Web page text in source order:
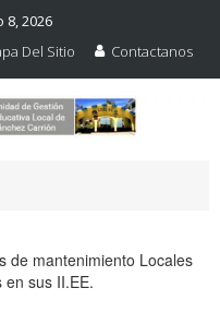
2026
Del Sitio Contactanos
de mantenimiento Locales
en sus II.EE.